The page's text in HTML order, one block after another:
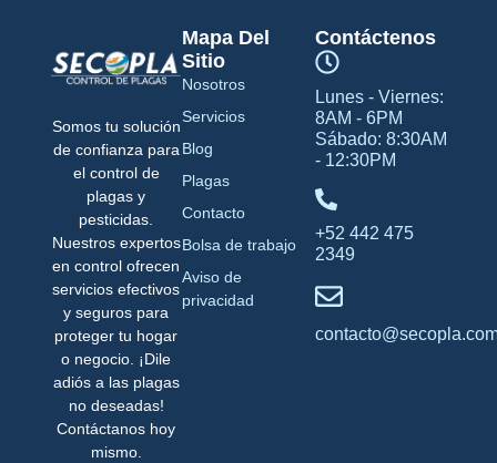
Somos tu solución
de confianza para
el control de
plagas y
pesticidas.
Nuestros expertos
en control ofrecen
servicios efectivos
y seguros para
proteger tu hogar
o negocio. ¡Dile
adiós a las plagas
no deseadas!
Contáctanos hoy
mismo.
Contáctenos
Lunes - Viernes:
8AM - 6PM
Sábado: 8:30AM
- 12:30PM
+52 442 475
2349
Mapa Del
Sitio
Nosotros
Servicios
Blog
Plagas
Contacto
Bolsa de trabajo
Aviso de
privacidad